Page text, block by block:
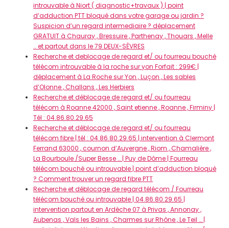
introuvable à Niort ( diagnostic+travaux ) | point
d’adduction PTT bloqué dans votre garage ou jardin ?
Suspicion d’un regard intermediaire ? déplacement
GRATUIT à Chauray , Bressuire , Parthenay , Thouars , Melle
.. et partout dans le 79 DEUX-SÈVRES
Recherche et deblocage de regard et/ ou fourreau bouché
télécom introuvable à la roche sur yon Forfait : 299€ |
déplacement à La Roche sur Yon , Luçon , Les sables
d’Olonne , Challans , Les Herbiers
Recherche et déblocage de regard et/ ou fourreau
télécom à Roanne 42000 , Saint etienne , Roanne , Firminy |
Tél : 04.86.80.29.65
Recherche et déblocage de regard et/ ou fourreau
télécom fibre | tél : 04.86.80.29.65 | intervention à Clermont
Ferrand 63000 , cournon d’Auvergne , Riom , Chamalière ,
La Bourboule /Super Besse … | Puy de Dôme | Fourreau
télécom bouché ou introuvable | point d’adduction bloqué
? Comment trouver un regard fibre PTT
Recherche et déblocage de regard télécom / Fourreau
télécom bouché ou introuvable | 04.86.80.29.65 |
intervention partout en Ardèche 07 à Privas , Annonay ,
Aubenas , Vals les Bains , Charmes sur Rhône , Le Teil … |